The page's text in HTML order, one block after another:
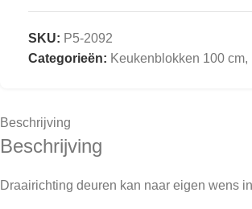
SKU: P5-2092
Categorieën: Keukenblokken 100 cm,
Beschrijving
Beschrijving
Draairichting deuren kan naar eigen wens